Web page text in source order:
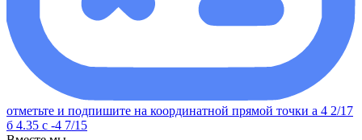
отметьте и подпишите на координатной прямой точки а 4 2/17
б 4.35 с -4 7/15